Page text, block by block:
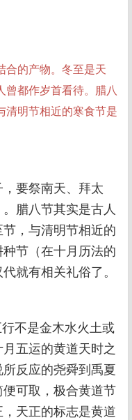
合的产物。冬至是天
曾都作岁首看待。腊八
清明节相近的寒食节是
要祭南天、拜太
腊八节其实是古人
，与清明节相近的
节（在十月历法的
就有相关礼俗了。
不是金木水火土或
五运的黄道天时之
反应的尧舜到禹夏
可取，极合黄道节
天正的标志是黄道